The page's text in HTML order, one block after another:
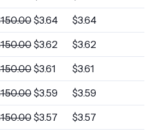
150.00 $3.64 $3.64
150.00 $3.62 $3.62
150.00 $3.61 $3.61
150.00 $3.59 $3.59
150.00 $3.57 $3.57